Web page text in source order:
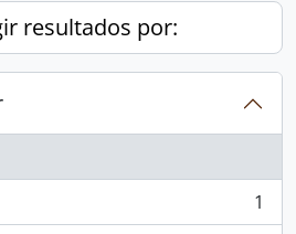
resultados por:
1